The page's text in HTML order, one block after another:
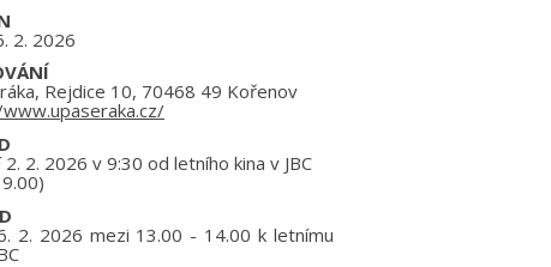
2. 2026
Rejdice 10, 70468 49 Kořenov
2. 2. 2026 v 9:30 od letního kina v JBC
2. 2026 mezi 13.00 - 14.00 k letnímu